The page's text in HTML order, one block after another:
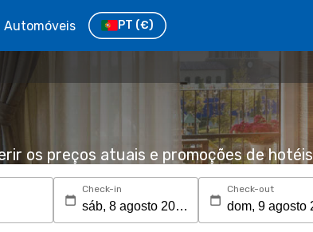
Automóveis PT (€)
os preços atuais e promoções de hotéis
Check-in Check-out